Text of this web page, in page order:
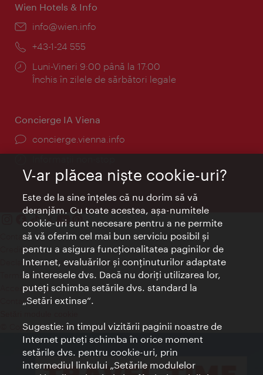
Wien Hotels & Info
E-
info@wien.info
Telefon:
+43-1-24 555
Program:
Luni-Vineri 9:00 până la 17:00
Închis în zilele de sărbători legale
Concierge IA Viena
concierge.vienna.info
Contact
Credits
Declaraţie privind protecţia datelor
Terms of Use
Accesibilitate
Contact presa
© Copyright Wien Tourismus
V-ar plăcea nişte cookie-uri?
Este de la sine înţeles că nu dorim să vă
deranjăm. Cu toate acestea, aşa-numitele
cookie-uri sunt necesare pentru a ne permite
să vă oferim cel mai bun serviciu posibil şi
pentru a asigura funcţionalitatea paginilor de
Internet, evaluărilor şi conţinuturilor adaptate
la interesele dvs. Dacă nu doriţi utilizarea lor,
puteţi schimba setările dvs. standard la
„Setări extinse“.
Sugestie: în timpul vizitării paginii noastre de
Internet puteţi schimba în orice moment
setările dvs. pentru cookie-uri, prin
intermediul linkului „Setările modulelor